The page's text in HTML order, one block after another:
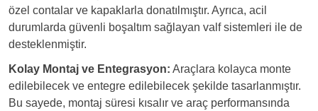
özel contalar ve kapaklarla donatılmıştır. Ayrıca, acil
durumlarda güvenli boşaltım sağlayan valf sistemleri ile de
desteklenmiştir.
Kolay Montaj ve Entegrasyon: Araçlara kolayca monte
edilebilecek ve entegre edilebilecek şekilde tasarlanmıştır.
Bu sayede, montaj süresi kısalır ve araç performansında